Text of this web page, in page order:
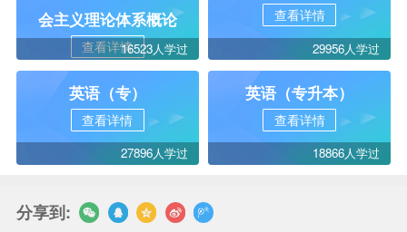
会主义理论体系概论
查看详情16523人学过
查看详情
29956人学过
英语（专）
查看详情
27896人学过
英语（专升本）
查看详情
18866人学过
分享到: